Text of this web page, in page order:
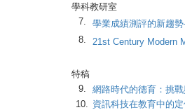
學科教研室
7.
學業成績測評的新趨
8.
21st Century Modern
特稿
9.
網路時代的德育：挑
10. 資訊科技在教育中的定